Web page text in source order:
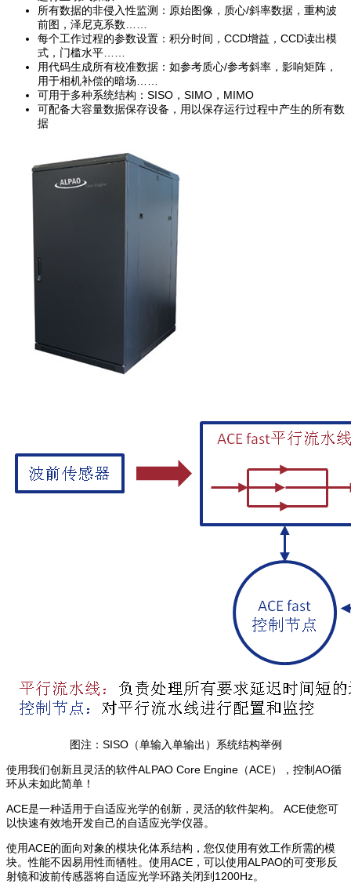
所有数据的非侵入性监测：原始图像，质心/斜率数据，重构波
前图，泽尼克系数……
每个工作过程的参数设置：积分时间，CCD增益，CCD读出模
式，门槛水平……
用代码生成所有校准数据：如参考质心/参考斜率，影响矩阵，
用于相机补偿的暗场……
可用于多种系统结构：SISO，SIMO，MIMO
可配备大容量数据保存设备，用以保存运行过程中产生的所有数
据
图注：SISO（单输入单输出）系统结构举例
使用我们创新且灵活的软件ALPAO Core Engine（ACE），控制AO循
环从未如此简单！
ACE是一种适用于自适应光学的创新，灵活的软件架构。 ACE使您可
以快速有效地开发自己的自适应光学仪器。
使用ACE的面向对象的模块化体系结构，您仅使用有效工作所需的模
块。性能不因易用性而牺牲。使用ACE，可以使用ALPAO的可变形反
射镜和波前传感器将自适应光学环路关闭到1200Hz。